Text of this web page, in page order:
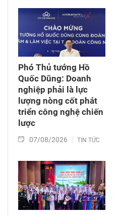
Phó Thủ tướng Hồ
Quốc Dũng: Doanh
nghiệp phải là lực
lượng nòng cốt phát
triển công nghệ chiến
lược
07/08/2026 TIN TỨC